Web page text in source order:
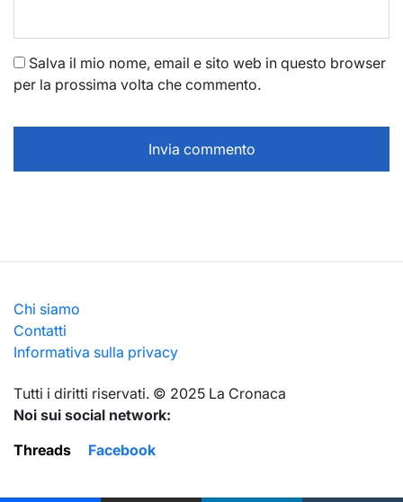
Salva il mio nome, email e sito web in questo browser
per la prossima volta che commento.
Chi siamo
Contatti
Informativa sulla privacy
Тutti i diritti riservati. © 2025 La Cronaca
Noi sui social network:
Threads
Facebook